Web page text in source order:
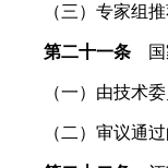
（三）专家组推
第二十一条 国
（一）由技术委员
（二）审议通过